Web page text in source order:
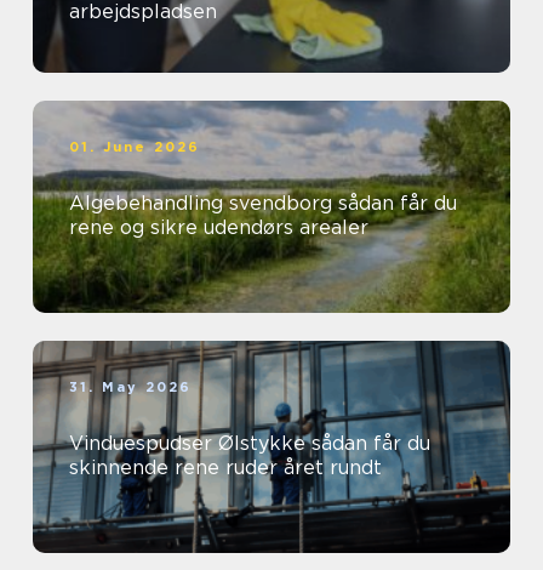
arbejdspladsen
01. June 2026
Algebehandling svendborg sådan får du
rene og sikre udendørs arealer
31. May 2026
Vinduespudser Ølstykke sådan får du
skinnende rene ruder året rundt